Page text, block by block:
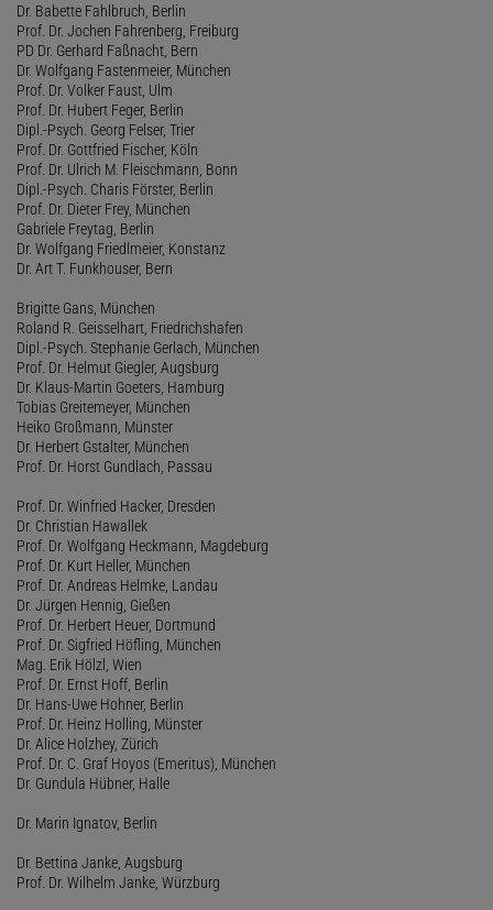
Dr. Babette Fahlbruch, Berlin
Prof. Dr. Jochen Fahrenberg, Freiburg
PD Dr. Gerhard Faßnacht, Bern
Dr. Wolfgang Fastenmeier, München
Prof. Dr. Volker Faust, Ulm
Prof. Dr. Hubert Feger, Berlin
Dipl.-Psych. Georg Felser, Trier
Prof. Dr. Gottfried Fischer, Köln
Prof. Dr. Ulrich M. Fleischmann, Bonn
Dipl.-Psych. Charis Förster, Berlin
Prof. Dr. Dieter Frey, München
Gabriele Freytag, Berlin
Dr. Wolfgang Friedlmeier, Konstanz
Dr. Art T. Funkhouser, Bern
Brigitte Gans, München
Roland R. Geisselhart, Friedrichshafen
Dipl.-Psych. Stephanie Gerlach, München
Prof. Dr. Helmut Giegler, Augsburg
Dr. Klaus-Martin Goeters, Hamburg
Tobias Greitemeyer, München
Heiko Großmann, Münster
Dr. Herbert Gstalter, München
Prof. Dr. Horst Gundlach, Passau
Prof. Dr. Winfried Hacker, Dresden
Dr. Christian Hawallek
Prof. Dr. Wolfgang Heckmann, Magdeburg
Prof. Dr. Kurt Heller, München
Prof. Dr. Andreas Helmke, Landau
Dr. Jürgen Hennig, Gießen
Prof. Dr. Herbert Heuer, Dortmund
Prof. Dr. Sigfried Höfling, München
Mag. Erik Hölzl, Wien
Prof. Dr. Ernst Hoff, Berlin
Dr. Hans-Uwe Hohner, Berlin
Prof. Dr. Heinz Holling, Münster
Dr. Alice Holzhey, Zürich
Prof. Dr. C. Graf Hoyos (Emeritus), München
Dr. Gundula Hübner, Halle
Dr. Marin Ignatov, Berlin
Dr. Bettina Janke, Augsburg
Prof. Dr. Wilhelm Janke, Würzburg